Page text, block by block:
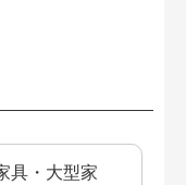
具・大型家